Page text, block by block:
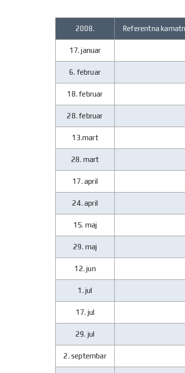
2008. Referentna
17. januar
6. februar
18. februar
28. februar
13.mart
28. mart
17. april
24. april
15. maj
29. maj
12. jun
1. jul
17. jul
29. jul
2. septembar